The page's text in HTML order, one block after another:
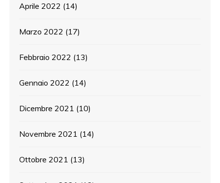
Aprile 2022 (14)
Marzo 2022 (17)
Febbraio 2022 (13)
Gennaio 2022 (14)
Dicembre 2021 (10)
Novembre 2021 (14)
Ottobre 2021 (13)